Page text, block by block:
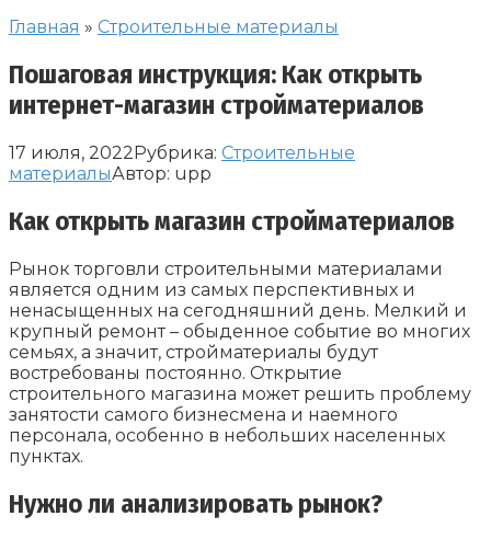
Главная » Строительные материалы
Пошаговая инструкция: Как открыть
интернет-магазин стройматериалов
17 июля, 2022Рубрика: Строительные
материалыАвтор: upp
Как открыть магазин стройматериалов
Рынок торговли строительными материалами
является одним из самых перспективных и
ненасыщенных на сегодняшний день. Мелкий и
крупный ремонт – обыденное событие во многих
семьях, а значит, стройматериалы будут
востребованы постоянно. Открытие
строительного магазина может решить проблему
занятости самого бизнесмена и наемного
персонала, особенно в небольших населенных
пунктах.
Нужно ли анализировать рынок?